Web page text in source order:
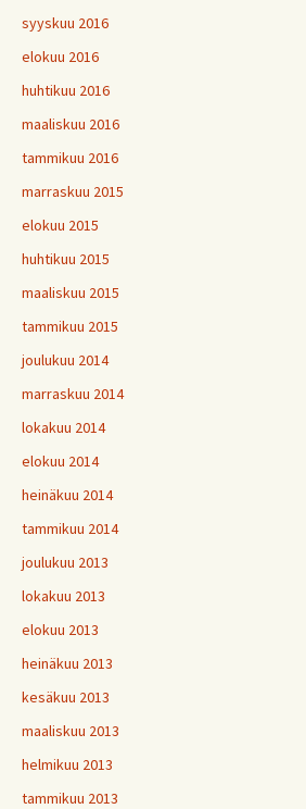
syyskuu 2016
elokuu 2016
huhtikuu 2016
maaliskuu 2016
tammikuu 2016
marraskuu 2015
elokuu 2015
huhtikuu 2015
maaliskuu 2015
tammikuu 2015
joulukuu 2014
marraskuu 2014
lokakuu 2014
elokuu 2014
heinäkuu 2014
tammikuu 2014
joulukuu 2013
lokakuu 2013
elokuu 2013
heinäkuu 2013
kesäkuu 2013
maaliskuu 2013
helmikuu 2013
tammikuu 2013